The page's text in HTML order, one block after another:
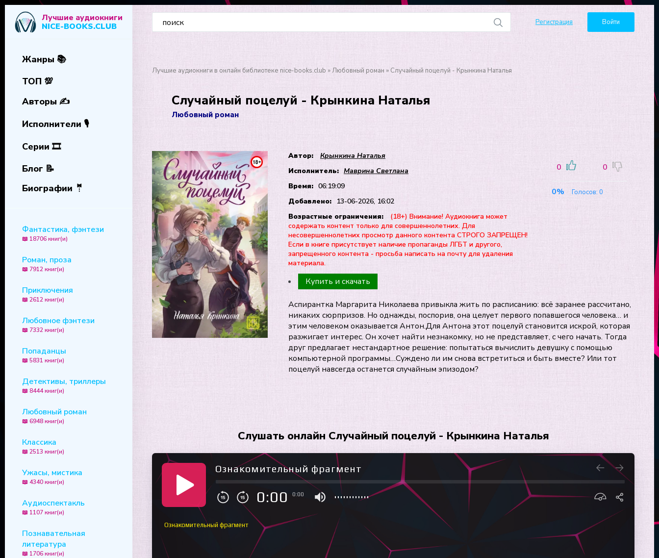
Лучшие аудиокниги
NICE-BOOKS.CLUB
Регистрация Войти
Жанры 📚
ТОП 💯
Авторы ✍️
Исполнители 🎙️
Серии 🎞️
Блог 📝
Биографии 🤵
Фантастика, фэнтези
📖 18706 книг(и)
Роман, проза
📖 7912 книг(и)
Приключения
📖 2612 книг(и)
Любовное фэнтези
📖 7332 книг(и)
Попаданцы
📖 5831 книг(и)
Детективы, триллеры
📖 8444 книг(и)
Любовный роман
📖 6948 книг(и)
Классика
📖 2513 книг(и)
Ужасы, мистика
📖 4340 книг(и)
Аудиоспектакль
📖 1107 книг(и)
Познавательная
литература
📖 1706 книг(и)
Лучшие аудиокниги в онлайн библиотеке nice-books.club » Любовный роман » Случайный поцелуй - Крынкина Наталья
Случайный поцелуй - Крынкина Наталья
Любовный роман
Автор:
Крынкина Наталья
Исполнитель: Маврина Светлана
Время: 06:19:09
Добавлено:
13-06-2026, 16:02
Возрастные ограничения:
(18+) Внимание! Аудиокнига может
содержать контент только для совершеннолетних. Для
несовершеннолетних просмотр данного контента СТРОГО ЗАПРЕЩЕН!
Если в книге присутствует наличие пропаганды ЛГБТ и другого,
запрещенного контента - просьба написать на почту для удаления
материала.
0 0
0% Голосов: 0
Купить и скачать
Аспирантка Маргарита Николаева привыкла жить по расписанию: всё заранее рассчитано,
никаких сюрпризов. Но однажды, поспорив, она целует первого попавшегося человека… и
этим человеком оказывается Антон.Для Антона этот поцелуй становится искрой, которая
разжигает интерес. Он хочет найти незнакомку, но не представляет, с чего начать. Тогда
друг предлагает нестандартное решение: попытаться вычислить девушку с помощью
компьютерной программы…Суждено ли им снова встретиться и быть вместе? Или тот
поцелуй навсегда останется случайным эпизодом?
Слушать онлайн Случайный поцелуй - Крынкина Наталья
Ознакомительный фрагмент
0:00 0:00
Ознакомительный фрагмент